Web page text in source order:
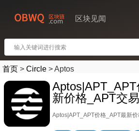
区块见闻
首页 > Circle >Aptos
新价格_APT交
Aptos|APT_APT价格_APT最新